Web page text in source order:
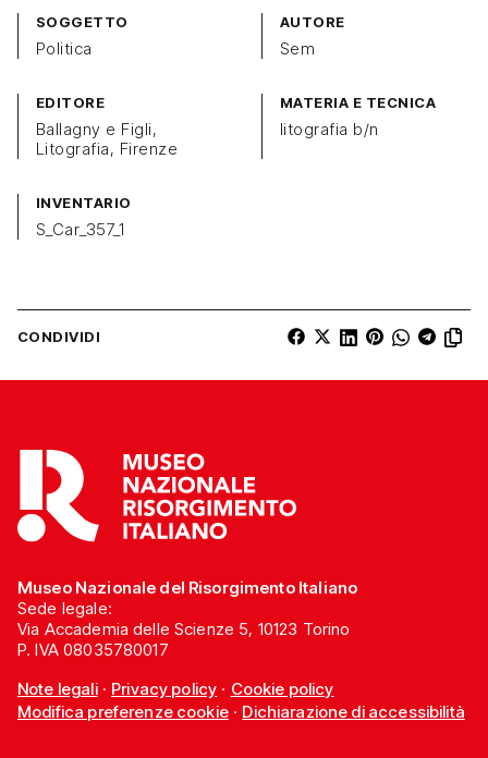
SOGGETTO
Politica
AUTORE
Sem
EDITORE
Ballagny e Figli,
Litografia, Firenze
MATERIA E TECNICA
litografia b/n
INVENTARIO
S_Car_357_1
CONDIVIDI
Museo Nazionale del Risorgimento Italiano
Sede legale:
Via Accademia delle Scienze 5, 10123 Torino
P. IVA 08035780017
Note legali· Privacy policy · Cookie policy
Modifica preferenze cookie· Dichiarazione di accessibilità